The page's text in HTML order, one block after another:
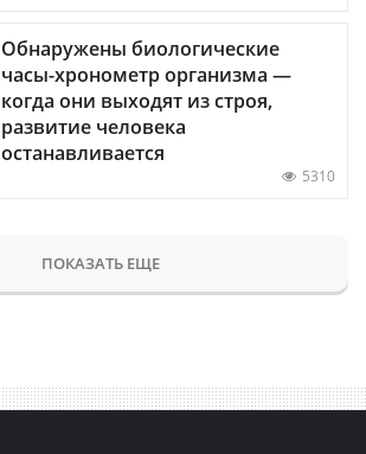
Обнаружены биологические
часы-хронометр организма —
когда они выходят из строя,
развитие человека
останавливается
5310
ПОКАЗАТЬ ЕЩЕ